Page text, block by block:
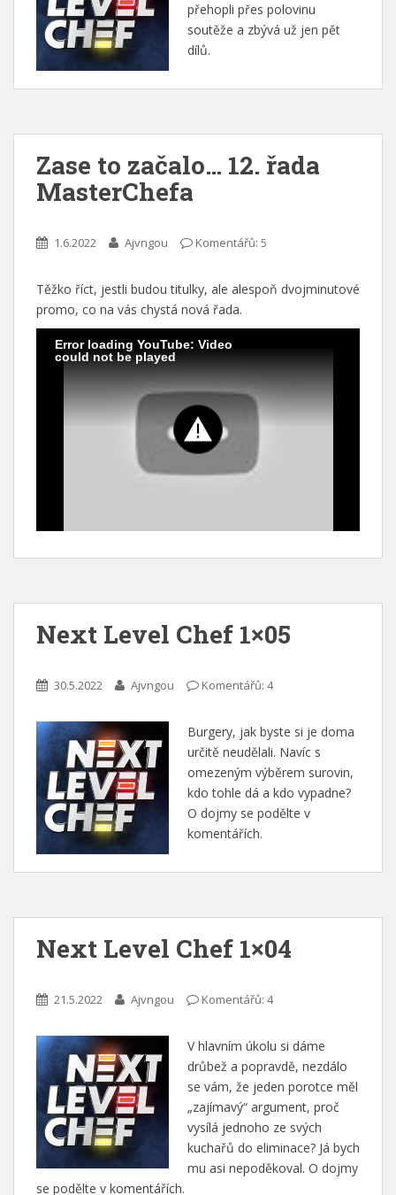
přehopli přes polovinu
soutěže a zbývá už jen pět
dílů.
Zase to začalo… 12. řada
MasterChefa
1.6.2022 Ajvngou Komentářů: 5
Těžko říct, jestli budou titulky, ale alespoň dvojminutové
promo, co na vás chystá nová řada.
Error loading YouTube: Video
could not be played
Next Level Chef 1×05
30.5.2022 Ajvngou Komentářů: 4
Burgery, jak byste si je doma
určitě neudělali. Navíc s
omezeným výběrem surovin,
kdo tohle dá a kdo vypadne?
O dojmy se podělte v
komentářích.
Next Level Chef 1×04
21.5.2022 Ajvngou Komentářů: 4
V hlavním úkolu si dáme
drůbež a popravdě, nezdálo
se vám, že jeden porotce měl
„zajímavý“ argument, proč
vysílá jednoho ze svých
kuchařů do eliminace? Já bych
mu asi nepoděkoval. O dojmy
se podělte v komentářích.